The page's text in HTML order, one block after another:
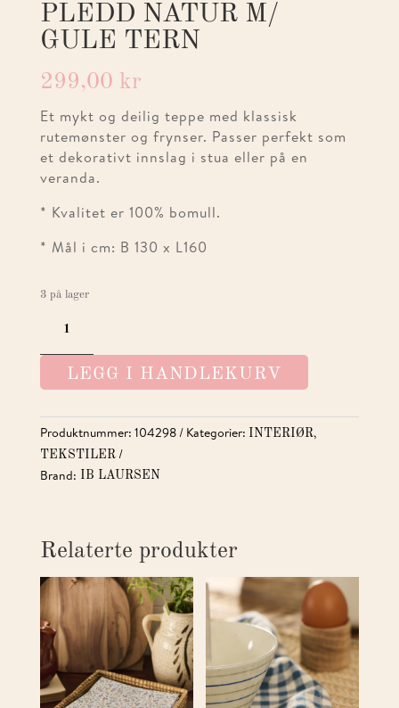
PLEDD NATUR M/
GULE TERN
299,00 kr
Et mykt og deilig teppe med klassisk
rutemønster og frynser. Passer perfekt som
et dekorativt innslag i stua eller på en
veranda.
* Kvalitet er 100% bomull.
* Mål i cm: B 130 x L160
3 på lager
NATUR
M/
GULE
ANTALL
LEGG I HANDLEKURV
Produktnummer: 104298 Kategorier: INTERIØR,
TEKSTILER
Brand: IB LAURSEN
Relaterte produkter